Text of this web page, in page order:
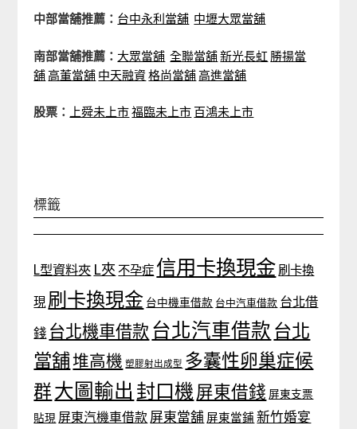
中部當舖推薦： 台中永利當舖 中壢大眾當舖
南部當舖推薦： 大眾當舖 全聯當舖新光長虹 勝揚當
舖高董當舖 中天融資格尚當舖高進當舖
股票： 上舜未上市福臨未上市 百鴻未上市
標籤
L型資料夾 L夾 不孕症 信用卡換現金 刷卡換
現 刷卡換現金 台中機車借款 台中汽車借款 台北借
錢 台北機車借款 台北汽車借款 台北
當舖堆高機 塑膠射出成型 多囊性卵巢症候
群大圖輸出 封口機 屏東借錢 屏東支票
貼現 屏東汽機車借款 屏東當舖 屏東當鋪 新竹婚宴